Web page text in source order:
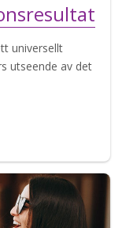
universellt
utseende av det